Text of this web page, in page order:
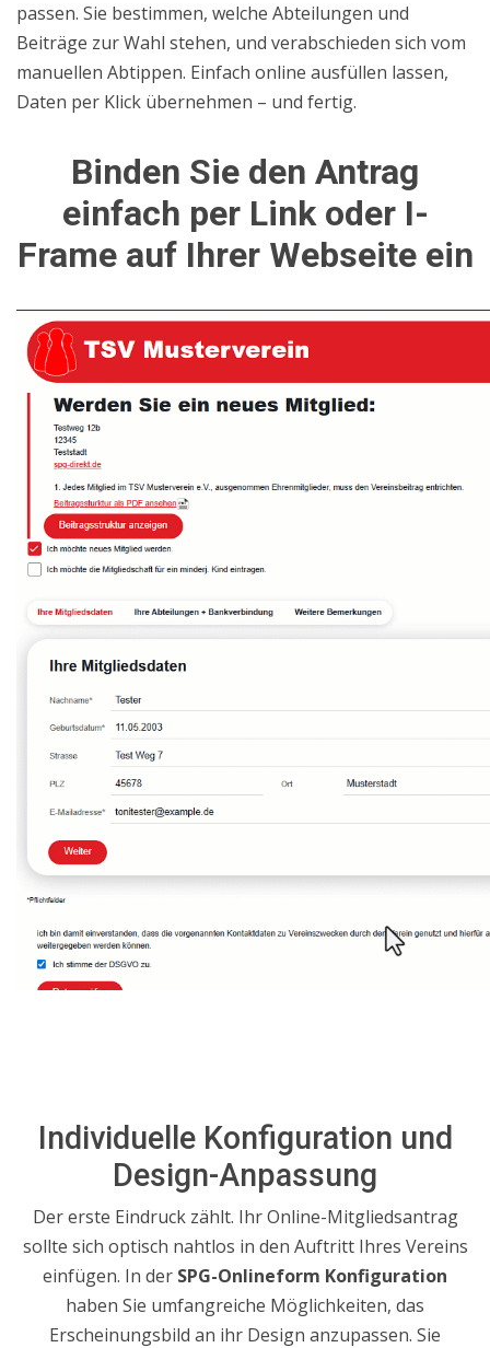
passen. Sie bestimmen, welche Abteilungen und
Beiträge zur Wahl stehen, und verabschieden sich vom
manuellen Abtippen. Einfach online ausfüllen lassen,
Daten per Klick übernehmen – und fertig.
Binden Sie den Antrag
einfach per Link oder I-
Frame auf Ihrer Webseite ein
Individuelle Konfiguration und
Design-Anpassung
Der erste Eindruck zählt. Ihr Online-Mitgliedsantrag
sollte sich optisch nahtlos in den Auftritt Ihres Vereins
einfügen. In der SPG-Onlineform Konfiguration
haben Sie umfangreiche Möglichkeiten, das
Erscheinungsbild an ihr Design anzupassen. Sie